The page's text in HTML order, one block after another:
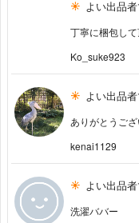
よい出品
丁寧に梱包して
Ko_suke923
よい出品
ありがとうご
kenai1129
よい出品
洗濯ババー